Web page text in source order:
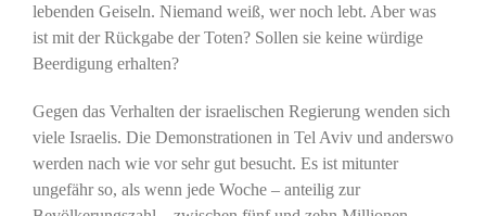
lebenden Geiseln. Niemand weiß, wer noch lebt. Aber was
ist mit der Rückgabe der Toten? Sollen sie keine würdige
Beerdigung erhalten?
Gegen das Verhalten der israelischen Regierung wenden sich
viele Israelis. Die Demonstrationen in Tel Aviv und anderswo
werden nach wie vor sehr gut besucht. Es ist mitunter
ungefähr so, als wenn jede Woche – anteilig zur